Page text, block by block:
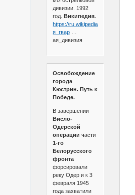
дивизии. 1992
год. Википедия.
https://ru.wikipedia.org/wiki/57-
я_гвар…
ая_дивизия
Освобождение
города
Кюстрин. Путь к
Победе.
В завершении
Висло-
Одерской
операции части
1-го
Белорусского
фронта
форсировали
реку Одер и к 3
февраля 1945
года захватили